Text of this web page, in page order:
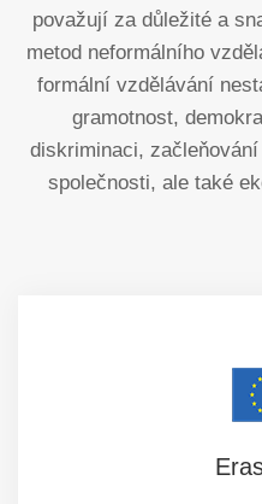
považují za důležité a
metod neformálního
formální vzdělávání
gramotnost,
diskriminaci,
společnosti, ale také